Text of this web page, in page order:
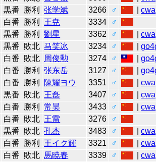
黒番 勝利 张学斌 3266 ♂ |cwa
白番 勝利 王尭 3334
♂
黒番 勝利 劉星 3362 ♂ |cwa
黒番 敗北 马笑冰 3234 ♂ |
白番 敗北 周俊勲 3274 ♂ |
白番 勝利 张东岳 3127 ♂ |
白番 勝利 陳耀ヨウ 3351 ♂ |cwa
黒番 敗北 王磊 3407 ♂ |cwa
白番 勝利 常昊 3433 ♂ |cwa
白番 敗北 王雷 3276
♂
黒番 敗北 孔杰 3483 ♂ |cwa
白番 勝利 王イク輝 3321 ♂ |cwa
白番 敗北 馬暁春 3339 ♂ |cwa